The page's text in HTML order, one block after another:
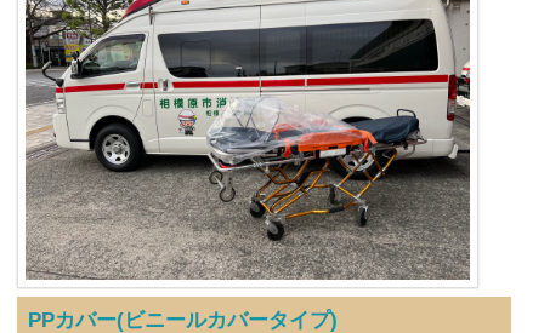
PPカバー(ビニールカバータイプ)